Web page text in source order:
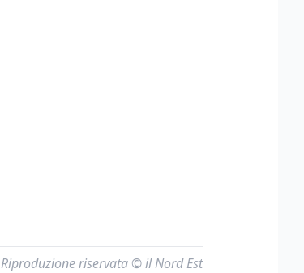
Riproduzione riservata © il Nord Est